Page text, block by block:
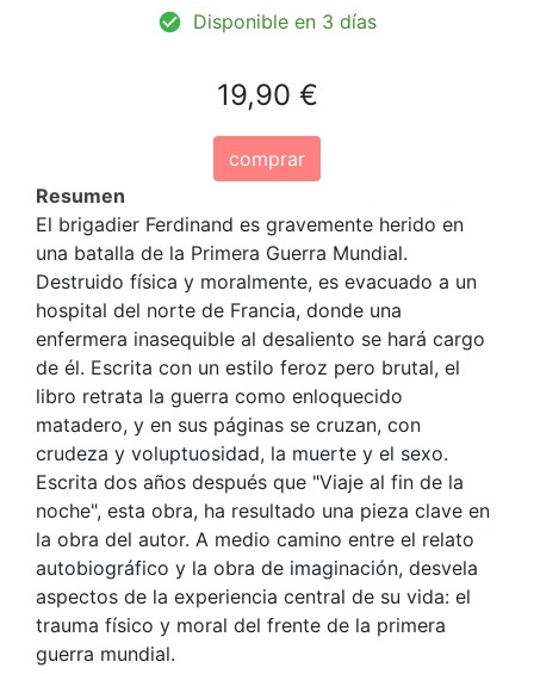
Disponible en 3 días
19,90 €
comprar
Resumen
El brigadier Ferdinand es gravemente herido en
una batalla de la Primera Guerra Mundial.
Destruido física y moralmente, es evacuado a un
hospital del norte de Francia, donde una
enfermera inasequible al desaliento se hará cargo
de él. Escrita con un estilo feroz pero brutal, el
libro retrata la guerra como enloquecido
matadero, y en sus páginas se cruzan, con
crudeza y voluptuosidad, la muerte y el sexo.
Escrita dos años después que "Viaje al fin de la
noche", esta obra, ha resultado una pieza clave en
la obra del autor. A medio camino entre el relato
autobiográfico y la obra de imaginación, desvela
aspectos de la experiencia central de su vida: el
trauma físico y moral del frente de la primera
guerra mundial.